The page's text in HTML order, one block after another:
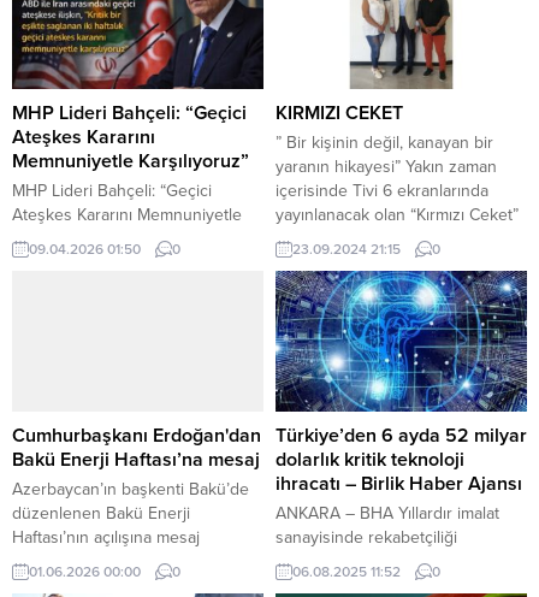
MHP Lideri Bahçeli: “Geçici
Ateşkes Kararını
Memnuniyetle Karşılıyoruz”
MHP Lideri Bahçeli: “Geçici
Ateşkes Kararını Memnuniyetle
Karşılıyoruz” Milliyetçi Hareket
Partisi (MHP) Genel Başkanı
barış açısından önemli bir adım
olduğunu vurguladı. “Kritik Bir
Eşikteyiz” Yazılı...
09.04.2026 01:50 0
KIRMIZI CEKET
” Bir kişinin değil, kanayan bir
yaranın hikayesi” Yakın zaman
içerisinde Tivi 6 ekranlarında
yayınlanacak olan “Kırmızı Ceket”
ve “Karacaoğlan Diyarından Türkü
Sesleri” yarışma ekibi olarak
Mersin Büyükşehir Belediyesi
Başkanı Başdanışmanı ve Başkan
Yardımcısı Sayın Bedrettin
Gündeş’i Makamında ziyaret
ederek projelerimize verdikleri
yardım ve desteklerden dolayı
kendilerine teşekkür plaketimizi
taktim...
23.09.2024 21:15 0
Cumhurbaşkanı Erdoğan'dan
Bakü Enerji Haftası’na mesaj
Azerbaycan’ın başkenti Bakü’de
düzenlenen Bakü Enerji
Haftası’nın açılışına mesaj
gönderen Cumhurbaşkanı
Erdoğan’ın mesajı, Enerji ve Tabii
01.06.2026 00:00 0
Türkiye’den 6 ayda 52 milyar
dolarlık kritik teknoloji
ihracatı – Birlik Haber Ajansı
ANKARA – BHA Yıllardır imalat
sanayisinde rekabetçiliği
artırmaya yönelik üretim, yatırım
ve ihracat odaklı politikaları hayata
06.08.2025 11:52 0